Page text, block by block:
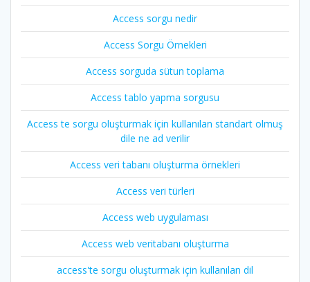
Access sorgu nedir
Access Sorgu Örnekleri
Access sorguda sütun toplama
Access tablo yapma sorgusu
Access te sorgu oluşturmak için kullanılan standart olmuş
dile ne ad verilir
Access veri tabanı oluşturma örnekleri
Access veri türleri
Access web uygulaması
Access web veritabanı oluşturma
access'te sorgu oluşturmak için kullanılan dil